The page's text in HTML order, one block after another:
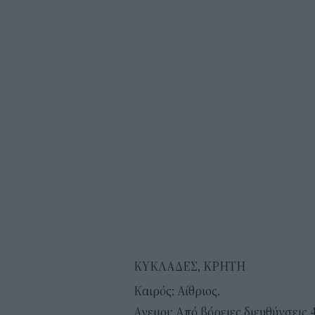
ΚΥΚΛΑΔΕΣ, ΚΡΗΤΗ
Καιρός: Αίθριος.